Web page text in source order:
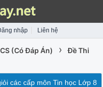
nhập Liên hệ
(Có Đáp Án) ›
Đề Thi
các cấp môn Tin học Lớp 8